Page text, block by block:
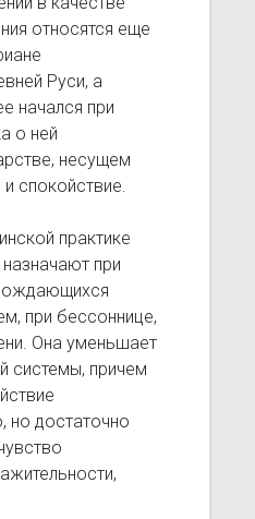
относятся еще
Руси, а
начался при
о ней
несущем
спокойствие.
практике
при
при бессоннице,
Она уменьшает
системы, причем
но достаточно